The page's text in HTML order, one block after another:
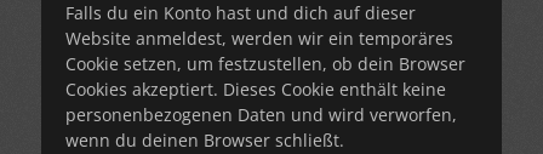
Falls du ein Konto hast und dich auf dieser
Website anmeldest, werden wir ein temporäres
Cookie setzen, um festzustellen, ob dein Browser
Cookies akzeptiert. Dieses Cookie enthält keine
personenbezogenen Daten und wird verworfen,
wenn du deinen Browser schließt.